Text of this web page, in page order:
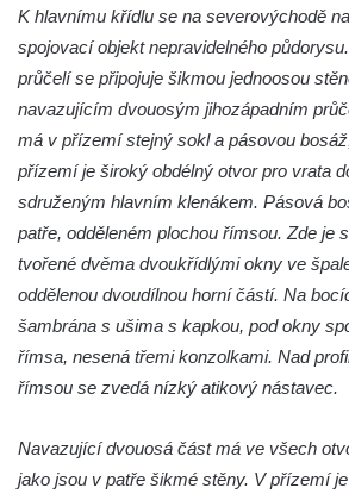
Barokní sýpka (bývalá tvrz) v Lišnici
Nádražní budova v Chotyni
Bývalá venkovská usedlost (hotel RON) u
kostela svatého Mikuláše v
Fara u kostela Navštívení Panny Marie v
Lobendavě
Ambity křížové cesty u kostela svatého Jiří
ve Chřibské
Mayerův gloriet v Karlových Varech
Egermannův dům čp. 100 v Novém Boru
K hlavnímu křídlu se na severovýchodě
spojovací objekt nepravidelného
průčelí se připojuje šikmou jednoosou
navazujícím dvouosým jihozápadním
má v přízemí stejný sokl a pásovou
přízemí je široký obdélný otvor pro vrata
sdruženým hlavním klenákem. Pásová
patře, odděleném plochou římsou. Zde je
tvořené dvěma dvoukřídlými okny ve
oddělenou dvoudílnou horní částí. Na
šambrána s ušima s kapkou, pod okny
římsa, nesená třemi konzolkami. Nad
římsou se zvedá nízký atikový nástavec.
Navazující dvouosá část má ve všech
jako jsou v patře šikmé stěny. V přízemí